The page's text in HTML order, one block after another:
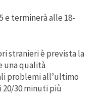
e terminerà alle 18-
stranieri è prevista la
una qualità
problemi all’ultimo
20/30 minuti più